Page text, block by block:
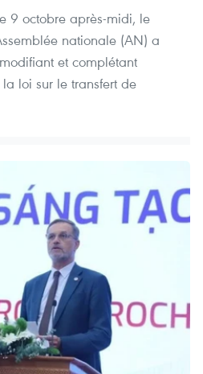
9 octobre après-midi, le
nationale (AN) a
et complétant
loi sur le transfert de